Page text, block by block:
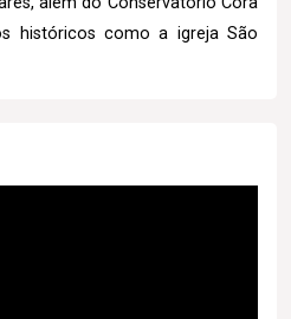
históricos como a igreja São